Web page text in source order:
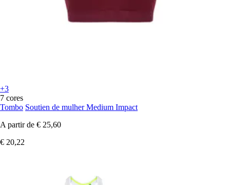
+3
7 cores
Tombo Soutien de mulher Medium Impact
A partir de € 25,60
€ 20,22